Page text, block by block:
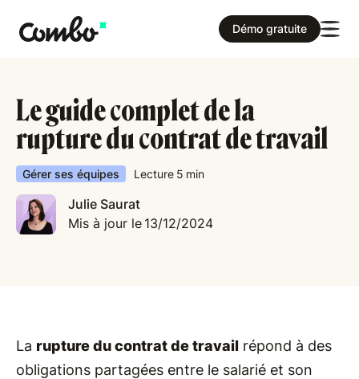
Démo gratuite
Le guide complet de la
rupture du contrat de travail
Gérer ses équipes Lecture 5 min
Julie Saurat
Mis à jour le 13/12/2024
La rupture du contrat de travail répond à des
obligations partagées entre le salarié et son